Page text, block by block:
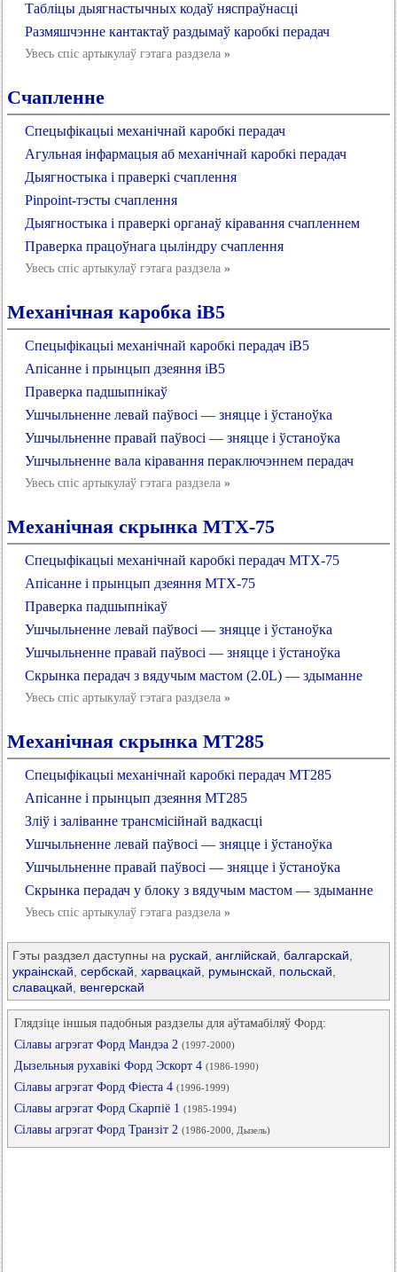
Табліцы дыягнастычных кодаў няспраўнасці
Размяшчэнне кантактаў раздымаў каробкі перадач
Увесь спіс артыкулаў гэтага раздзела »
Счапленне
Спецыфікацыі механічнай каробкі перадач
Агульная інфармацыя аб механічнай каробкі перадач
Дыягностыка і праверкі счаплення
Pinpoint-тэсты счаплення
Дыягностыка і праверкі органаў кіравання счапленнем
Праверка працоўнага цыліндру счаплення
Увесь спіс артыкулаў гэтага раздзела »
Механічная каробка iB5
Спецыфікацыі механічнай каробкі перадач iB5
Апісанне і прынцып дзеяння iB5
Праверка падшыпнікаў
Ушчыльненне левай паўвосі — зняцце і ўстаноўка
Ушчыльненне правай паўвосі — зняцце і ўстаноўка
Ушчыльненне вала кіравання пераключэннем перадач
Увесь спіс артыкулаў гэтага раздзела »
Механічная скрынка MTX-75
Спецыфікацыі механічнай каробкі перадач MTX-75
Апісанне і прынцып дзеяння MTX-75
Праверка падшыпнікаў
Ушчыльненне левай паўвосі — зняцце і ўстаноўка
Ушчыльненне правай паўвосі — зняцце і ўстаноўка
Скрынка перадач з вядучым мастом (2.0L) — здыманне
Увесь спіс артыкулаў гэтага раздзела »
Механічная скрынка MT285
Спецыфікацыі механічнай каробкі перадач MT285
Апісанне і прынцып дзеяння MT285
Зліў і заліванне трансмісійнай вадкасці
Ушчыльненне левай паўвосі — зняцце і ўстаноўка
Ушчыльненне правай паўвосі — зняцце і ўстаноўка
Скрынка перадач у блоку з вядучым мастом — здыманне
Увесь спіс артыкулаў гэтага раздзела »
Гэты раздзел даступны на рускай англійскай балгарскай
украінскай сербскай харвацкай румынскай польскай
славацкай
венгерскай
Глядзіце іншыя падобныя раздзелы для аўтамабіляў Форд:
Сілавы агрэгат Форд Мандэа 2 (1997-2000)
Дызельныя рухавікі Форд Эскорт 4 (1986-1990)
Сілавы агрэгат Форд Фіеста 4 (1996-1999)
Сілавы агрэгат Форд Скарпіё 1 (1985-1994)
Сілавы агрэгат Форд Транзіт 2 (1986-2000, Дызель)